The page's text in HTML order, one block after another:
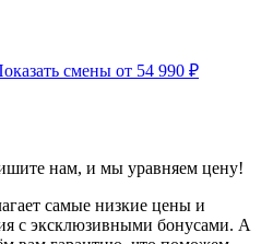
смены от 54 990 ₽
нам, и мы уравняем цену!
самые низкие цены и
с эксклюзивными бонусами. А